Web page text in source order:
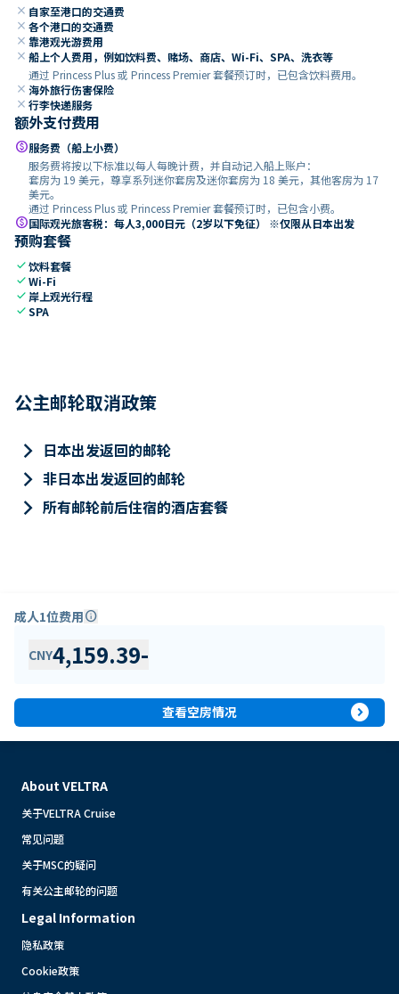
close 自家至港口的交通费
close 各个港口的交通费
close 靠港观光游费用
close 船上个人费用，例如饮料费、赌场、商店、Wi-Fi、SPA、洗衣等
通过 Princess Plus 或 Princess Premier 套餐预订时，已包含饮料费用。
close 海外旅行伤害保险
close 行李快递服务
额外支付费用
paid服务费（船上小费）
服务费将按以下标准以每人每晚计费，并自动记入船上账户：
套房为 19 美元，尊享系列迷你套房及迷你套房为 18 美元，其他客房为 17
美元。
通过 Princess Plus 或 Princess Premier 套餐预订时，已包含小费。
paid国际观光旅客税：每人3,000日元（2岁以下免征） ※仅限从日本出发
预购套餐
check饮料套餐
checkWi-Fi
check 岸上观光行程
checkSPA
公主邮轮取消政策
keyboard_arrow_right 日本出发返回的邮轮
keyboard_arrow_right 非日本出发返回的邮轮
keyboard_arrow_right 所有邮轮前后住宿的酒店套餐
成人1位费用info
CNY4,159.39-
查看空房情况 expand_circle_right
About VELTRA
关于VELTRA Cruise
常见问题
关于MSC的疑问
有关公主邮轮的问题
Legal Information
隐私政策
Cookie政策